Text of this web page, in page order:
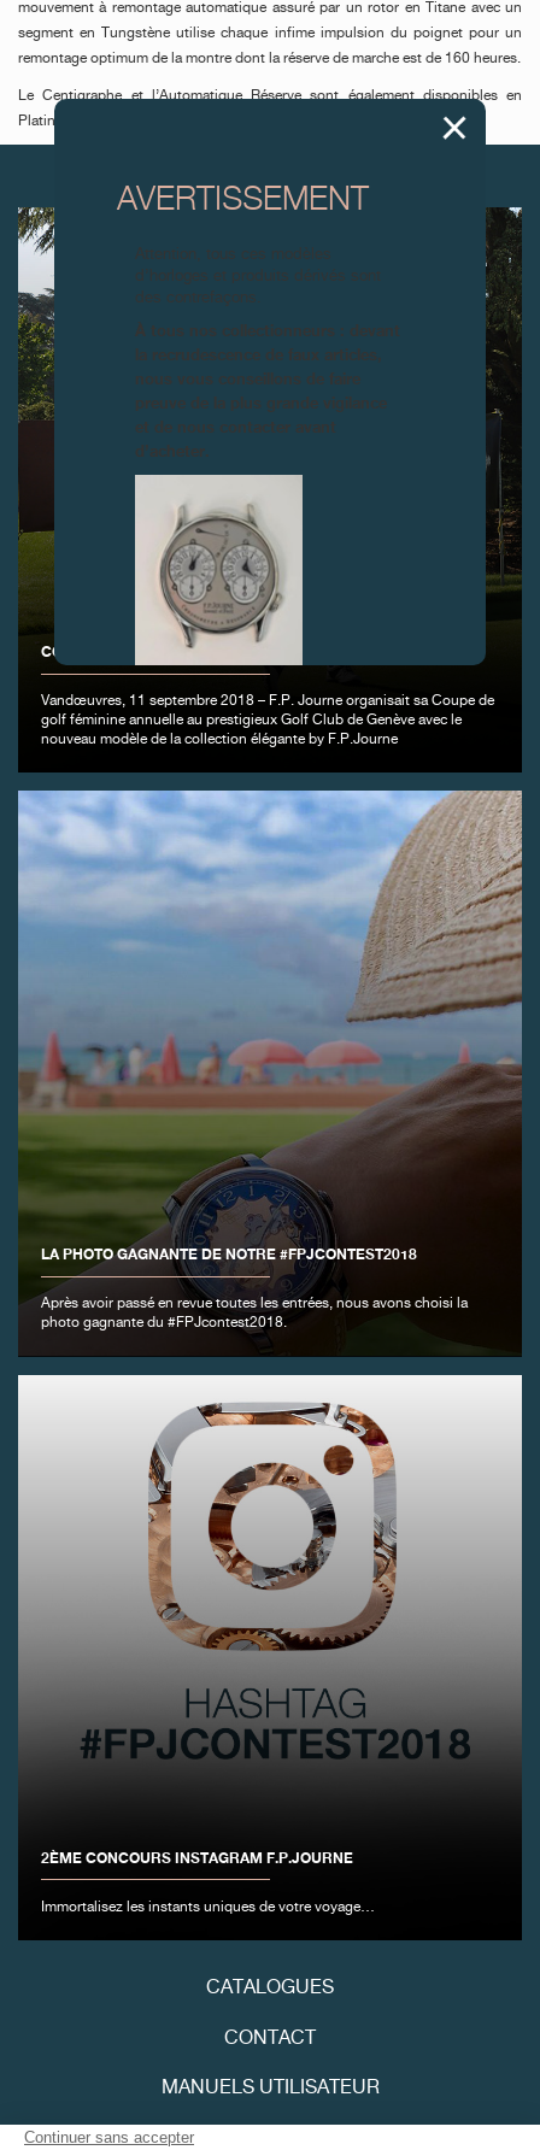
mouvement à remontage automatique assuré par un rotor en Titane avec un
segment en Tungstène utilise chaque infime impulsion du poignet pour un
remontage optimum de la montre dont la réserve de marche est de 160 heures.
Le Centigraphe et l’Automatique Réserve sont également disponibles en
Platine ou en Or 6N 18 ct, avec finition martelée.
COUPE DE GOLF FÉMININE F.P.JOURNE 2018
Vandœuvres, 11 septembre 2018 – F.P. Journe organisait sa Coupe de
golf féminine annuelle au prestigieux Golf Club de Genève avec le
nouveau modèle de la collection élégante by F.P.Journe
LA PHOTO GAGNANTE DE NOTRE #FPJCONTEST2018
Après avoir passé en revue toutes les entrées, nous avons choisi la
photo gagnante du #FPJcontest2018.
2ÈME CONCOURS INSTAGRAM F.P.JOURNE
Immortalisez les instants uniques de votre voyage…
CATALOGUES
CONTACT
MANUELS UTILISATEUR
AVERTISSEMENT
À tous nos collectionneurs : devant
la recrudescence de faux articles,
nous vous conseillons de faire
preuve de la plus grande vigilance
et de nous contacter avant
d’acheter.
FAUX
FAUX
FAUX
FAUX
FAUX